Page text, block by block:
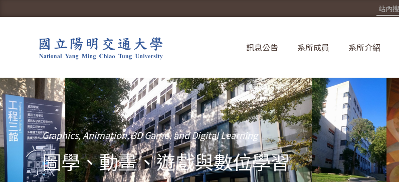
訊息公告 系所成員 系所介紹
Graphics, Animation, 3D Game, and Digital Learning
圖學、動畫、遊戲與數位學習